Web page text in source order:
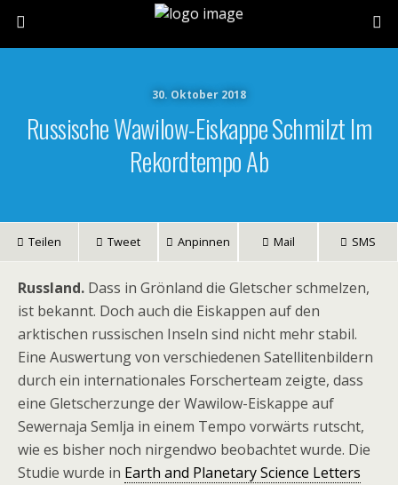
30. Oktober 2018
Russische Wawilow-Eiskappe Schmilzt Im
Rekordtempo Ab
Teilen Tweet Anpinnen Mail SMS
Russland. Dass in Grönland die Gletscher schmelzen,
ist bekannt. Doch auch die Eiskappen auf den
arktischen russischen Inseln sind nicht mehr stabil.
Eine Auswertung von verschiedenen Satellitenbildern
durch ein internationales Forscherteam zeigte, dass
eine Gletscherzunge der Wawilow-Eiskappe auf
Sewernaja Semlja in einem Tempo vorwärts rutscht,
wie es bisher noch nirgendwo beobachtet wurde. Die
Studie wurde in Earth and Planetary Science Letters